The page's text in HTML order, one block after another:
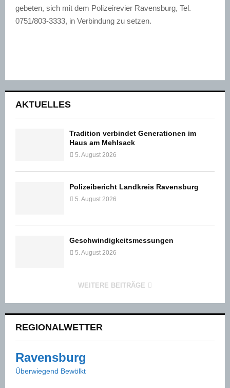
gebeten, sich mit dem Polizeirevier Ravensburg, Tel.
0751/803-3333, in Verbindung zu setzen.
AKTUELLES
Tradition verbindet Generationen im
Haus am Mehlsack
5. August 2026
Polizeibericht Landkreis Ravensburg
5. August 2026
Geschwindigkeitsmessungen
5. August 2026
WEITERE BEITRÄGE
REGIONALWETTER
Ravensburg
Überwiegend Bewölkt